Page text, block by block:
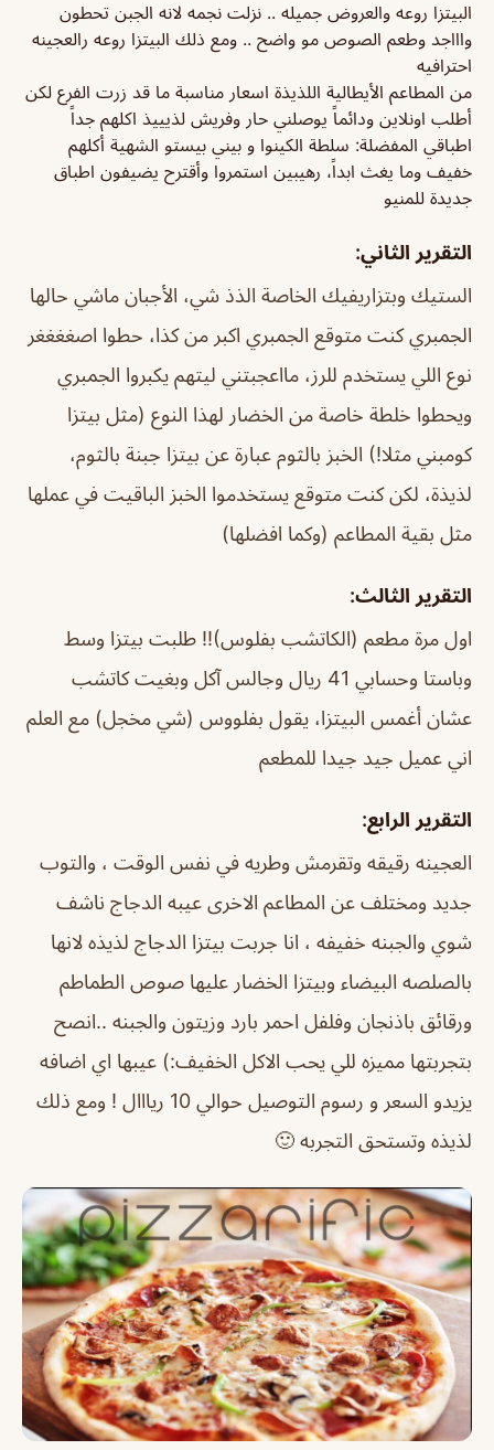
البيتزا روعه والعروض جميله .. نزلت نجمه لانه الجبن تحطون
واااجد وطعم الصوص مو واضح .. ومع ذلك البيتزا روعه رالعجينه
احترافيه
من المطاعم الأيطالية اللذيذة اسعار مناسبة ما قد زرت الفرع لكن
أطلب اونلاين ودائماً يوصلني حار وفريش لذيييذ اكلهم جداً
اطباقي المفضلة: سلطة الكينوا و بيني بيستو الشهية أكلهم
خفيف وما يغث ابداً، رهيبين استمروا وأقترح يضيفون اطباق
جديدة للمنيو
التقرير الثاني:
الستيك وبتزاريفيك الخاصة الذذ شي، الأجبان ماشي حالها
الجمبري كنت متوقع الجمبري اكبر من كذا، حطوا اصغغغغر
نوع اللي يستخدم للرز، مااعجبتني ليتهم يكبروا الجمبري
ويحطوا خلطة خاصة من الخضار لهذا النوع (مثل بيتزا
كومبني مثلا!) الخبز بالثوم عبارة عن بيتزا جبنة بالثوم،
لذيذة، لكن كنت متوقع يستخدموا الخبز الباقيت في عملها
مثل بقية المطاعم (وكما افضلها)
التقرير الثالث:
اول مرة مطعم (الكاتشب بفلوس)!! طلبت بيتزا وسط
وباستا وحسابي 41 ريال وجالس آكل وبغيت كاتشب
عشان أغمس البيتزا، يقول بفلووس (شي مخجل) مع العلم
اني عميل جيد جيدا للمطعم
التقرير الرابع:
العجينه رقيقه وتقرمش وطريه في نفس الوقت ، والتوب
جديد ومختلف عن المطاعم الاخرى عيبه الدجاج ناشف
شوي والجبنه خفيفه ، انا جربت بيتزا الدجاج لذيذه لانها
بالصلصه البيضاء وبيتزا الخضار عليها صوص الطماطم
ورقائق باذنجان وفلفل احمر بارد وزيتون والجبنه ..انصح
بتجربتها مميزه للي يحب الاكل الخفيف:) عيبها اي اضافه
يزيدو السعر و رسوم التوصيل حوالي 10 ريااال ! ومع ذلك
لذيذه وتستحق التجربه 🙂